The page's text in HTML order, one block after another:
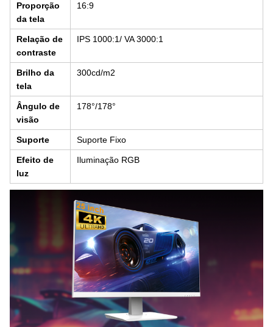
Proporção
da tela
16:9
Relação de
contraste
IPS 1000:1/ VA 3000:1
Brilho da
tela
300cd/m2
Ângulo de
visão
178°/178°
Suporte Suporte Fixo
Efeito de
luz
Iluminação RGB